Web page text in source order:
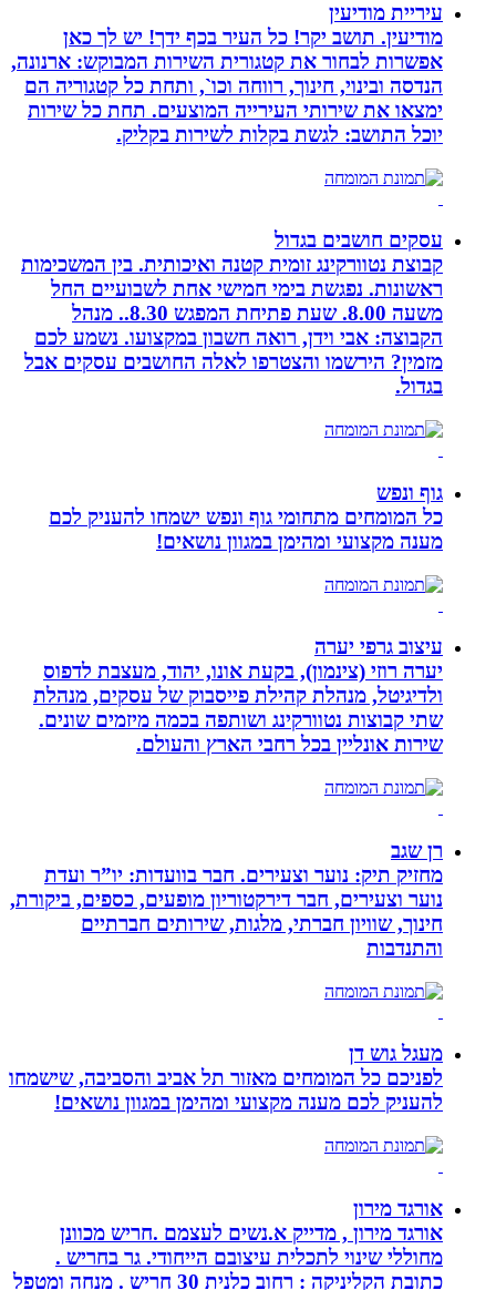
עיריית מודיעין
מודיעין. תושב יקר! כל העיר בכף ידך! יש לך כאן
אפשרות לבחור את קטגורית השירות המבוקש: ארנונה,
הנדסה ובינוי, חינוך, רווחה וכו`, ותחת כל קטגוריה הם
ימצאו את שירותי העירייה המוצעים. תחת כל שירות
יוכל התושב: לגשת בקלות לשירות בקליק.
עסקים חושבים בגדול
קבוצת נטוורקינג זומית קטנה ואיכותית. בין המשכימות
ראשונות. נפגשת בימי חמישי אחת לשבועיים החל
משעה 8.00. שעת פתיחת המפגש 8.30.. מנהל
הקבוצה: אבי וידן, רואה חשבון במקצועו. נשמע לכם
מזמין? הירשמו והצטרפו לאלה החושבים עסקים אבל
בגדול.
גוף ונפש
כל המומחים מתחומי גוף ונפש ישמחו להעניק לכם
מענה מקצועי ומהימן במגוון נושאים!
עיצוב גרפי יערה
יערה רוזי (צינמון), בקעת אונו, יהוד, מעצבת לדפוס
ולדיגיטל, מנהלת קהילת פייסבוק של עסקים, מנהלת
שתי קבוצות נטוורקינג ושותפה בכמה מיזמים שונים.
שירות אונליין בכל רחבי הארץ והעולם.
רן שגב
מחזיק תיק: נוער וצעירים. חבר בוועדות: יו”ר ועדת
נוער וצעירים, חבר דירקטוריון מופעים, כספים, ביקורת,
חינוך, שוויון חברתי, מלגות, שירותים חברתיים
והתנדבות
מעגל גוש דן
לפניכם כל המומחים מאזור תל אביב והסביבה, שישמחו
להעניק לכם מענה מקצועי ומהימן במגוון נושאים!
אורגד מירון
אורגד מירון , מדייק א.נשים לעצמם .חריש מכוונן
מחוללי שינוי לתכלית עיצובם הייחודי. גר בחריש .
כתובת הקליניקה : רחוב כלנית 30 חריש . מנחה ומטפל